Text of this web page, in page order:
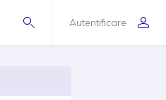
Autentificare